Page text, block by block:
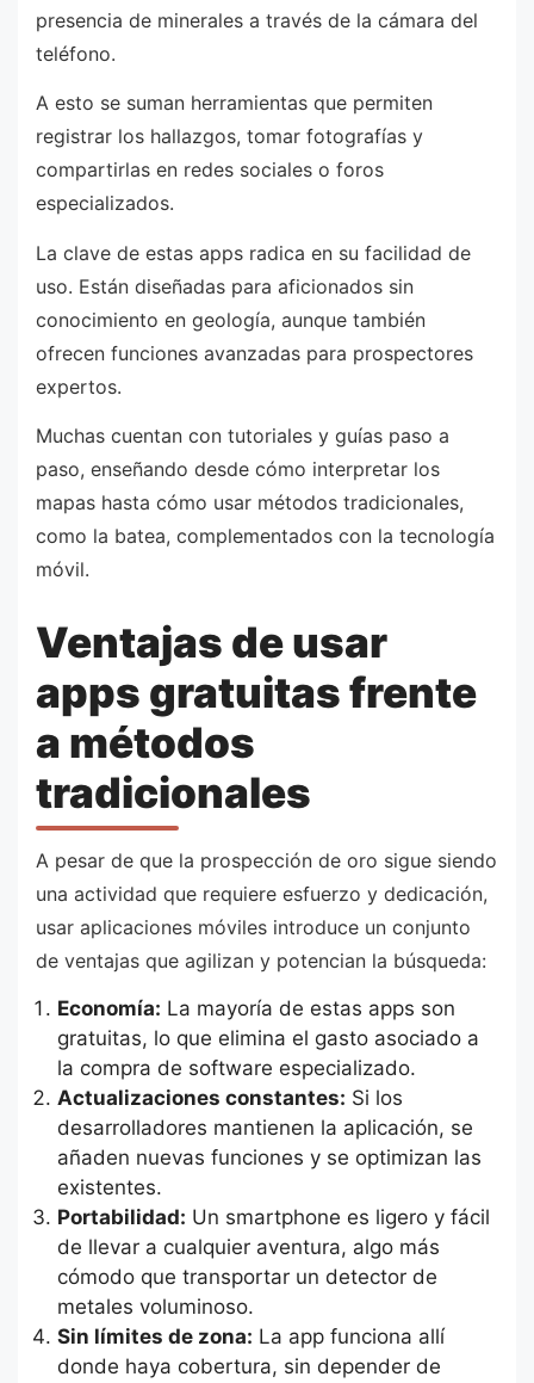
presencia de minerales a través de la cámara del
teléfono.
A esto se suman herramientas que permiten
registrar los hallazgos, tomar fotografías y
compartirlas en redes sociales o foros
especializados.
La clave de estas apps radica en su facilidad de
uso. Están diseñadas para aficionados sin
conocimiento en geología, aunque también
ofrecen funciones avanzadas para prospectores
expertos.
Muchas cuentan con tutoriales y guías paso a
paso, enseñando desde cómo interpretar los
mapas hasta cómo usar métodos tradicionales,
como la batea, complementados con la tecnología
móvil.
Ventajas de usar
apps gratuitas frente
a métodos
tradicionales
A pesar de que la prospección de oro sigue siendo
una actividad que requiere esfuerzo y dedicación,
usar aplicaciones móviles introduce un conjunto
de ventajas que agilizan y potencian la búsqueda:
Economía: La mayoría de estas apps son
gratuitas, lo que elimina el gasto asociado a
la compra de software especializado.
Actualizaciones constantes: Si los
desarrolladores mantienen la aplicación, se
añaden nuevas funciones y se optimizan las
existentes.
Portabilidad: Un smartphone es ligero y fácil
de llevar a cualquier aventura, algo más
cómodo que transportar un detector de
metales voluminoso.
Sin límites de zona: La app funciona allí
donde haya cobertura, sin depender de